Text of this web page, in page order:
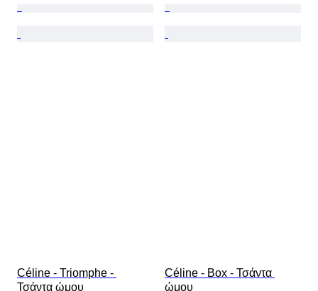
Céline - Triomphe -
Τσάντα ώμου
Céline - Box - Τσάντα
ώμου